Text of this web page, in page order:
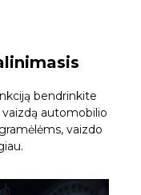
bendrinkite
automobilio
vaizdo